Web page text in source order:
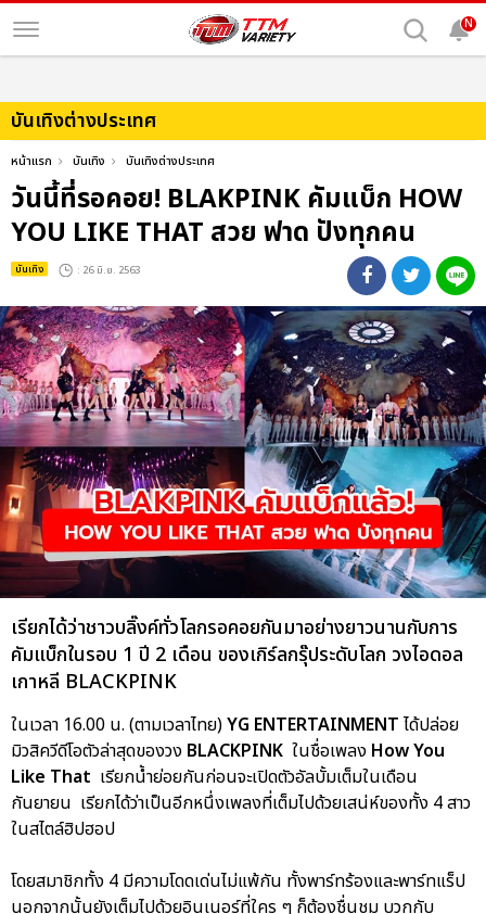
N
บันเทิงต่างประเทศ
หน้าแรก บันเทิง บันเทิงต่างประเทศ
วันนี้ที่รอคอย! BLAKPINK คัมแบ็ก HOW
YOU LIKE THAT สวย ฟาด ปังทุกคน
บันเทิง : 26 มิ.ย. 2563
เรียกได้ว่าชาวบลิ๊งค์ทั่วโลกรอคอยกันมาอย่างยาวนานกับการ
คัมแบ็กในรอบ 1 ปี 2 เดือน ของเกิร์ลกรุ๊ประดับโลก วงไอดอล
เกาหลี BLACKPINK
ในเวลา 16.00 น. (ตามเวลาไทย)YG ENTERTAINMENT ได้ปล่อย
มิวสิควีดีโอตัวล่าสุดของวง BLACKPINK ในชื่อเพลง How You
Like That เรียกน้ำย่อยกันก่อนจะเปิดตัวอัลบั้มเต็มในเดือน
กันยายน เรียกได้ว่าเป็นอีกหนึ่งเพลงที่เต็มไปด้วยเสน่ห์ของทั้ง 4 สาว
ในสไตล์ฮิปฮอป
โดยสมาชิกทั้ง 4 มีความโดดเด่นไม่แพ้กัน ทั้งพาร์ทร้องและพาร์ทแร็ป
นอกจากนั้นยังเต็มไปด้วยอินเนอร์ที่ใคร ๆ ก็ต้องชื่นชม บวกกับ